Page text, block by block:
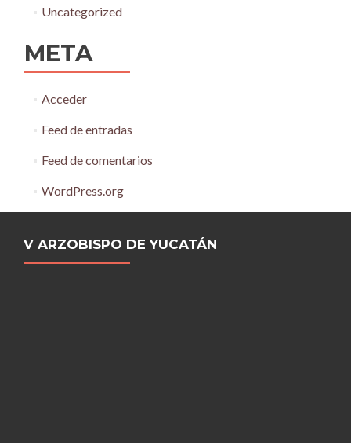
Uncategorized
META
Acceder
Feed de entradas
Feed de comentarios
WordPress.org
V ARZOBISPO DE YUCATÁN